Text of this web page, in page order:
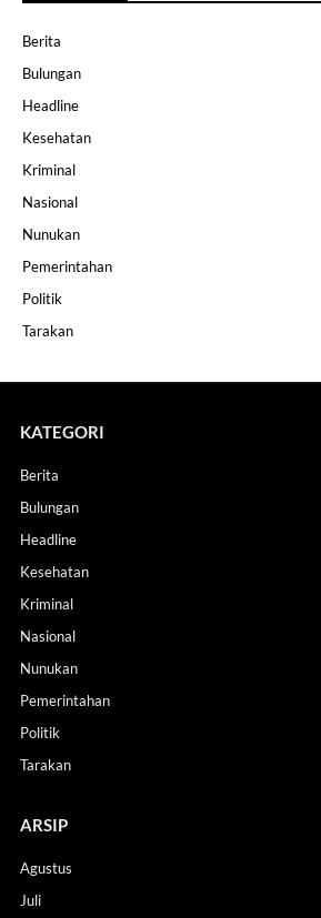
Berita
Bulungan
Headline
Kesehatan
Kriminal
Nasional
Nunukan
Pemerintahan
Politik
Tarakan
KATEGORI
Berita
Bulungan
Headline
Kesehatan
Kriminal
Nasional
Nunukan
Pemerintahan
Politik
Tarakan
ARSIP
Agustus
Juli